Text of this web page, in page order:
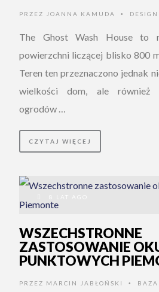
PRZEZ JOANNA KAMUDA •
The Ghost Wash House to
powierzchni liczącej blisko 800
Teren ten przeznaczono jednak
wielkości dom, ale również
ogrodów …
CZYTAJ WIĘCEJ
8 LAT AGO
WSZECHSTRONNE
ZASTOSOWANIE
PUNKTOWYCH
PRZEZ MARCIN JABŁOŃSKI •